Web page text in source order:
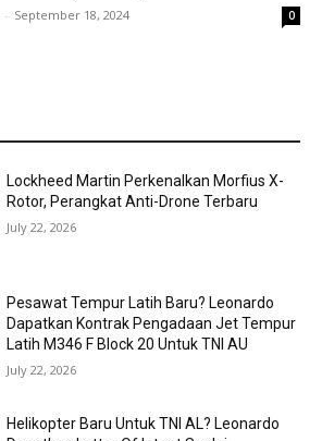
- September 18, 2024 0
Lockheed Martin Perkenalkan Morfius X-
Rotor, Perangkat Anti-Drone Terbaru
July 22, 2026
Pesawat Tempur Latih Baru? Leonardo
Dapatkan Kontrak Pengadaan Jet Tempur
Latih M346 F Block 20 Untuk TNI AU
July 22, 2026
Helikopter Baru Untuk TNI AL? Leonardo